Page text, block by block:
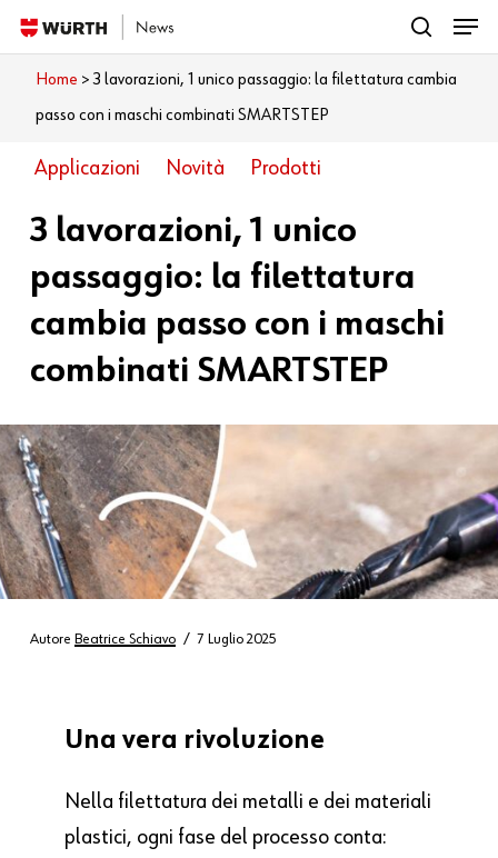
Skip
to
main
content
Cosa vuoi leggere?
search
Menu
Home >3 lavorazioni, 1 unico passaggio: la filettatura cambia
passo con i maschi combinati SMARTSTEP
Applicazioni Novità Prodotti
3 lavorazioni, 1 unico
passaggio: la filettatura
cambia passo con i maschi
combinati SMARTSTEP
Autore Beatrice Schiavo 7 Luglio 2025
Una vera rivoluzione
Nella filettatura dei metalli e dei materiali
plastici, ogni fase del processo conta:
Close